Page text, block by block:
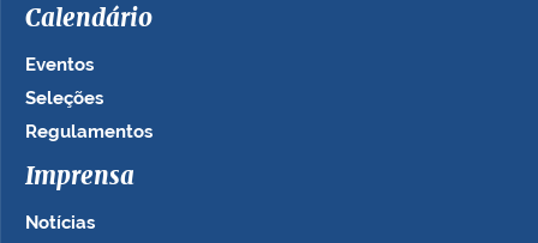
Calendário
Eventos
Seleções
Regulamentos
Imprensa
Notícias